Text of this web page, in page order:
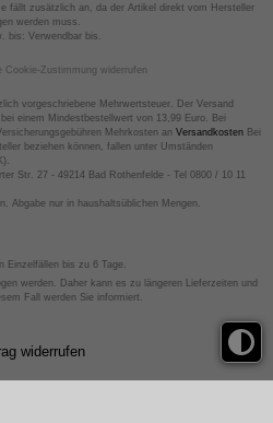
fällt zusätzlich an, da der Artikel direkt vom Hersteller
werden muss.
bis: Verwendbar bis.
Cookie-Zustimmung widerrufen
vorgeschriebene Mehrwertsteuer. Der Versand
einem Mindestbestellwert von 13,99 Euro. Bei
Mehrkosten an VersandkostenBei
beziehen können, fallen unter Umständen
Str. 27 - 49214 Bad Rothenfelde - Tel 0800 / 10 11
Abgabe nur in haushaltsüblichen Mengen.
Einzelfällen bis zu 6 Tage.
werden. Daher kann es zu längeren Lieferzeiten und
Fall werden Sie informiert.
widerrufen